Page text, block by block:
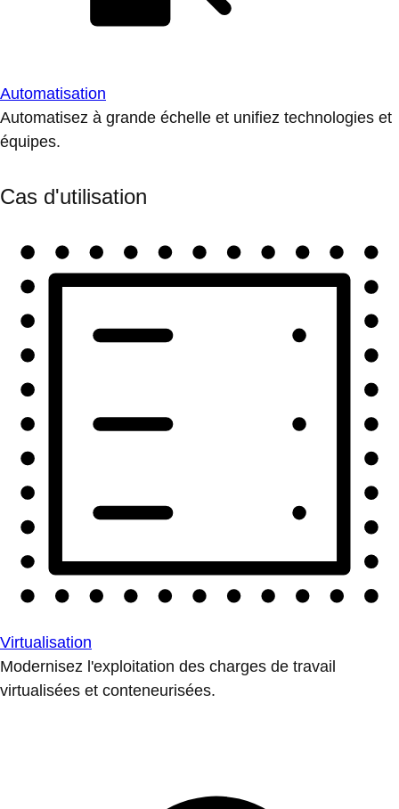
Automatisation
Automatisez à grande échelle et unifiez technologies et
équipes.
Cas d'utilisation
Virtualisation
Modernisez l'exploitation des charges de travail
virtualisées et conteneurisées.